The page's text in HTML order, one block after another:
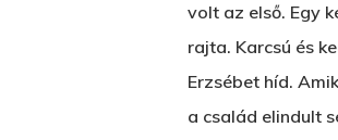
volt az első. Egy
rajta. Karcsú és
Erzsébet híd.
a család elindult